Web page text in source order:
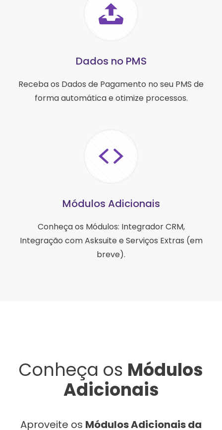
Dados no PMS
Receba os Dados de Pagamento no seu PMS de
forma automática e otimize processos.
Módulos Adicionais
Conheça os Módulos: Integrador CRM,
Integração com Asksuite e Serviços Extras (em
breve).
Conheça os Módulos
Adicionais
Aproveite os Módulos Adicionais da